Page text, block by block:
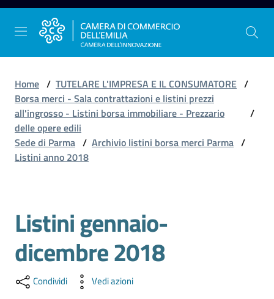
Vai al contenuto
Vai alla navigazione
Vai al footer
La
Camera
dell'Emilia
l'impresa
Promuovere
l'impresa
Home / TUTELARE L'IMPRESA E IL CONSUMATORE /
Borsa merci - Sala contrattazioni e listini prezzi
all'ingrosso - Listini borsa immobiliare - Prezzario
delle opere edili
/
Sede di Parma / Archivio listini borsa merci Parma /
Listini anno 2018
Salta al contenuto
Listini gennaio-
dicembre 2018
Condividi Vedi azioni